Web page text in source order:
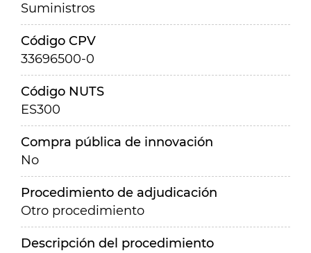
Suministros
Código CPV
33696500-0
Código NUTS
ES300
Compra pública de innovación
No
Procedimiento de adjudicación
Otro procedimiento
Descripción del procedimiento